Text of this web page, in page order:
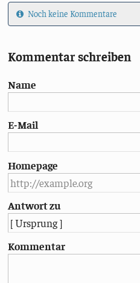
Noch keine Kommentare
Kommentar schreiben
Name
E-Mail
Homepage
Antwort zu
Kommentar